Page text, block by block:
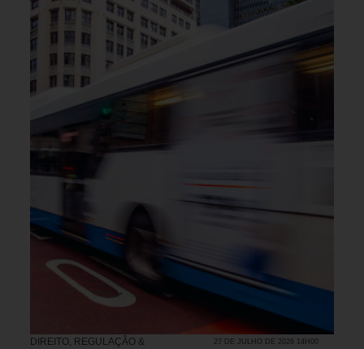
DIREITO, REGULAÇÃO &
27 DE JULHO DE 2026 14H00